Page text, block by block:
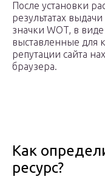
После установки
результатах
значки WOT, в
выставленные для
репутации сайта
браузера.
Как
ресурс?